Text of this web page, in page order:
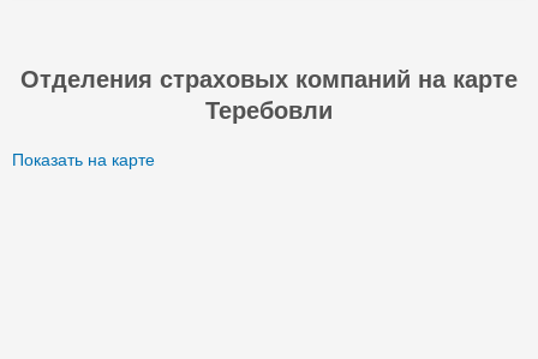
Отделения страховых компаний на карте
Теребовли
Показать на карте